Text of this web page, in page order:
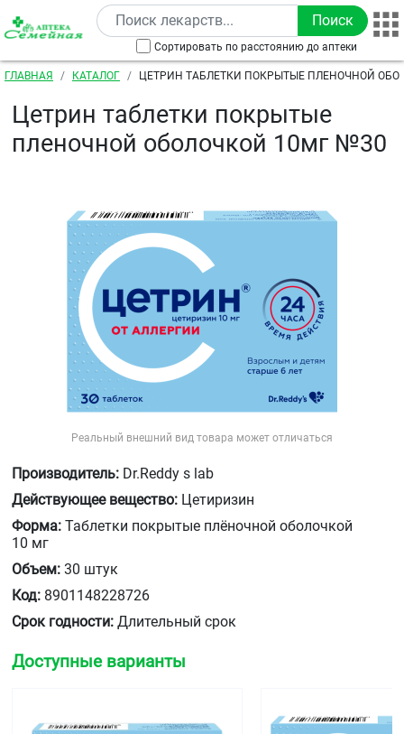
Перейти к основному содержанию
Сортировать по расстоянию до аптеки
Строка навигации
ГЛАВНАЯ КАТАЛОГ ЦЕТРИН ТАБЛЕТКИ ПОКРЫТЫЕ ПЛЕНОЧНОЙ
Цетрин таблетки покрытые
пленочной оболочкой 10мг №30
Реальный внешний вид товара может отличаться
Производитель: Dr.Reddy s lab
Действующее вещество: Цетиризин
Форма: Таблетки покрытые плёночной оболочкой
10 мг
Объем: 30 штук
Код: 8901148228726
Срок годности: Длительный срок
Доступные варианты